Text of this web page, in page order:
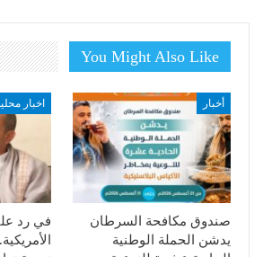
You Might Also Like
أخبار
صندوق مكافحة السرطان
يدشن الحملة الوطنية
اخبار
في رد